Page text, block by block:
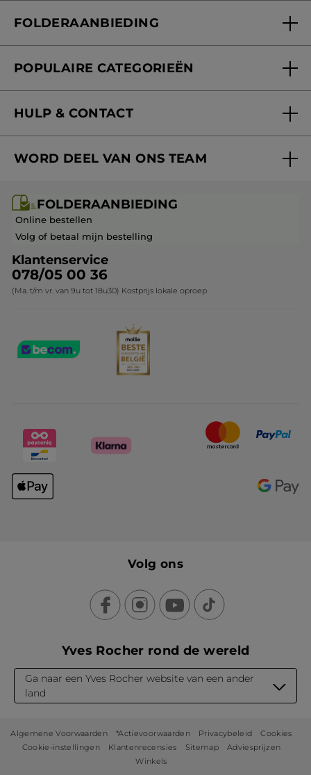
Onze beloften
Blog Act Beautiful
FOLDERAANBIEDING
POPULAIRE CATEGORIEËN
Aanbiedingen
Cadeau-ideeën
Kerstcollectie
HULP & CONTACT
Mijn geschenken
Veelgestelde vragen
Contact opnemen
WORD DEEL VAN ONS TEAM
Franchisenemer of bedrijfsleider worden
FOLDERAANBIEDING
Online bestellen
Volg of betaal mijn bestelling
Klantenservice
078/05 00 36
(Ma. t/m vr. van 9u tot 18u30) Kostprijs lokale oproep
Volg ons
Yves Rocher rond de wereld
Ga naar een Yves Rocher website van een ander
land
Algemene Voorwaarden *Actievoorwaarden Privacybeleid
Cookies
Cookie-instellingen
Klantenrecensies Sitemap
Adviesprijzen
Winkels